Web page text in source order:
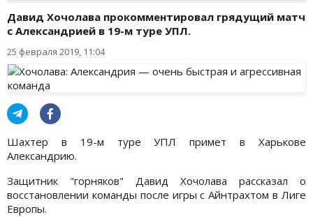
Давид Хочолава прокомментировал грядущий матч
с Александрией в 19-м туре УПЛ.
25 февраля 2019, 11:04
Шахтер в 19-м туре УПЛ примет в Харькове
Александрию.
Защитник "горняков" Давид Хочолава рассказал о
восстановлении команды после игры с Айнтрахтом в Лиге
Европы.